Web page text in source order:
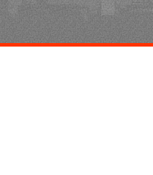
网站制作,网站建设,软件开发,app制